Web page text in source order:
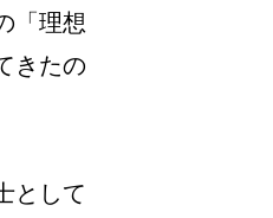
「理想
きたの
として